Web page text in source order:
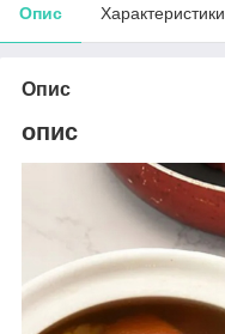
Опис Характеристики
Опис
опис